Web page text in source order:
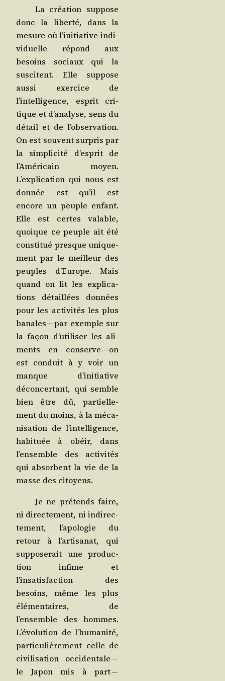
La créa­tion sup­pose
donc la liber­té, dans la
mesure où l’initiative indi­
vi­duelle répond aux
besoins sociaux qui la
sus­citent. Elle sup­pose
aus­si exer­cice de
l’intelligence, esprit cri­
tique et d’analyse, sens du
détail et de l’observation.
On est sou­vent sur­pris par
la sim­pli­ci­té d’esprit de
l’Américain moyen.
L’explication qui nous est
don­née est qu’il est
encore un peuple enfant.
Elle est certes valable,
quoique ce peuple ait été
consti­tué presque uni­que­
ment par le meilleur des
peuples d’Europe. Mais
quand on lit les expli­ca­
tions détaillées don­nées
pour les acti­vi­tés les plus
banales — par exemple sur
la façon d’utiliser les ali­
ments en conserve — on
est conduit à y voir un
manque d’initiative
décon­cer­tant, qui semble
bien être dû, par­tiel­le­
ment du moins, à la méca­
ni­sa­tion de l’intelligence,
habi­tuée à obéir, dans
l’ensemble des acti­vi­tés
qui absorbent la vie de la
masse des citoyens.
Je ne pré­tends faire,
ni direc­te­ment, ni indi­rec­
te­ment, l’apologie du
retour à l’artisanat, qui
sup­po­se­rait une pro­duc­
tion infime et
l’insatisfaction des
besoins, même les plus
élé­men­taires, de
l’ensemble des hommes.
L’évolution de l’humanité,
par­ti­cu­liè­re­ment celle de
civi­li­sa­tion occi­den­tale —
le Japon mis à part —